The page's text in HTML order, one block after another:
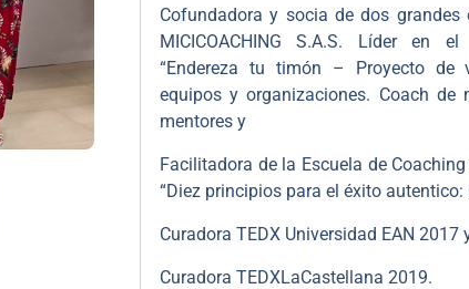
Cofundadora y socia de dos
MICICOACHING S.A.S. Líder en
“Endereza tu timón – Proyecto de
equipos y organizaciones. Coach
mentores y
Facilitadora de la Escuela de
“Diez principios para el éxito autentico:
Curadora TEDX Universidad EAN 2017
Curadora TEDXLaCastellana 2019.